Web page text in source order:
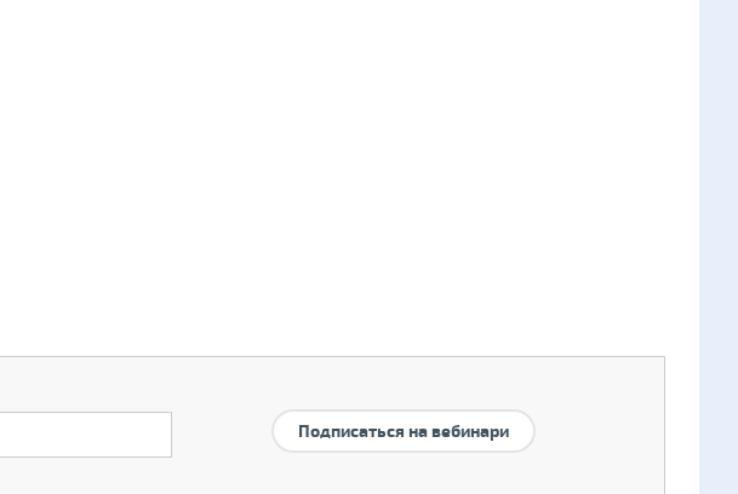
Подписаться на вебинари